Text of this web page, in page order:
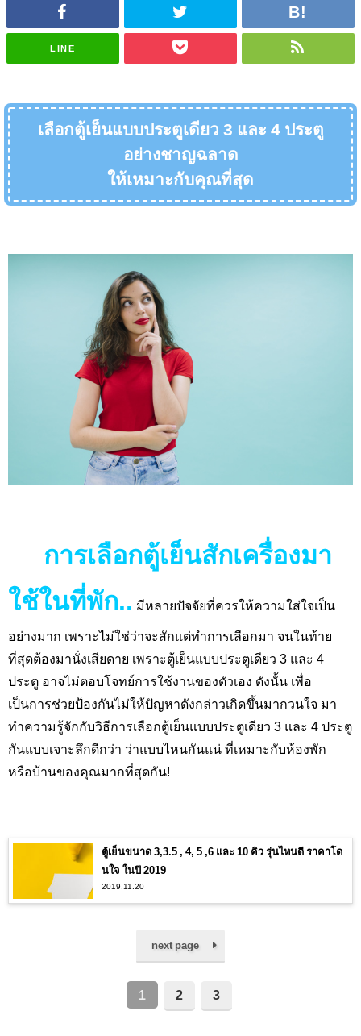
LINE
เลือกตู้เย็นแบบประตูเดียว 3 และ 4 ประตู
อย่างชาญฉลาด
ให้เหมาะกับคุณที่สุด
การเลือกตู้เย็นสักเครื่องมา
ใช้ในที่พัก.. มีหลายปัจจัยที่ควรให้ความใส่ใจเป็น
อย่างมาก เพราะไม่ใช่ว่าจะสักแต่ทำการเลือกมา จนในท้าย
ที่สุดต้องมานั่งเสียดาย เพราะตู้เย็นแบบประตูเดียว 3 และ 4
ประตู อาจไม่ตอบโจทย์การใช้งานของตัวเอง ดังนั้น เพื่อ
เป็นการช่วยป้องกันไม่ให้ปัญหาดังกล่าวเกิดขึ้นมากวนใจ มา
ทำความรู้จักกับวิธีการเลือกตู้เย็นแบบประตูเดียว 3 และ 4 ประตู
กันแบบเจาะลึกดีกว่า ว่าแบบไหนกันแน่ ที่เหมาะกับห้องพัก
หรือบ้านของคุณมากที่สุดกัน!
ตู้เย็นขนาด 3,3.5 , 4, 5 ,6 และ 10 คิว รุ่นไหนดี ราคาโด
นใจ ในปี 2019
2019.11.20
next page
1 2 3